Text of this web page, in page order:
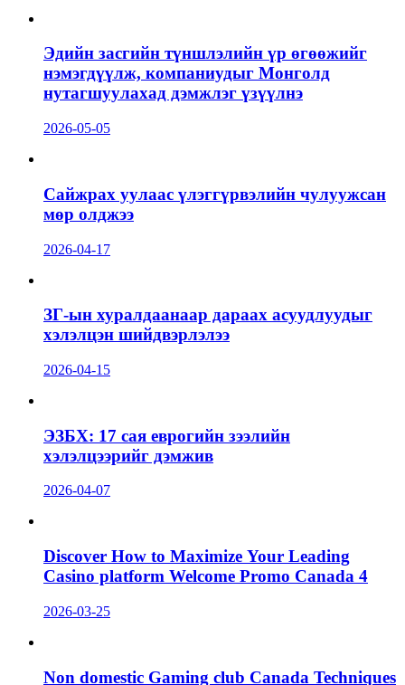
Эдийн засгийн түншлэлийн үр өгөөжийг
нэмэгдүүлж, компаниудыг Монголд
нутагшуулахад дэмжлэг үзүүлнэ
2026-05-05
Сайжрах уулаас үлэггүрвэлийн чулуужсан
мөр олджээ
2026-04-17
ЗГ-ын хуралдаанаар дараах асуудлуудыг
хэлэлцэн шийдвэрлэлээ
2026-04-15
ЭЗБХ: 17 сая еврогийн зээлийн
хэлэлцээрийг дэмжив
2026-04-07
Discover How to Maximize Your Leading
Casino platform Welcome Promo Canada 4
2026-03-25
Non domestic Gaming club Canada Techniques